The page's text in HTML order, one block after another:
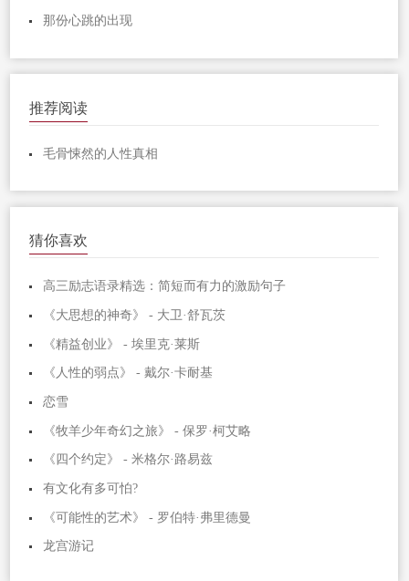
那份心跳的出现
推荐阅读
毛骨悚然的人性真相
猜你喜欢
高三励志语录精选：简短而有力的激励句子
《大思想的神奇》 - 大卫·舒瓦茨
《精益创业》 - 埃里克·莱斯
《人性的弱点》 - 戴尔·卡耐基
恋雪
《牧羊少年奇幻之旅》 - 保罗·柯艾略
《四个约定》 - 米格尔·路易兹
有文化有多可怕?
《可能性的艺术》 - 罗伯特·弗里德曼
龙宫游记